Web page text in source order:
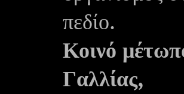
πεδίο.
Κοινό
Γαλλίας,